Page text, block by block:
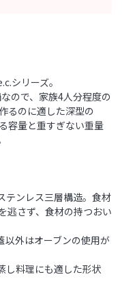
シリーズ。
ので、家族4人分程度の
るのに適した深型の
容量と重すぎない重量
テンレス三層構造。食材
逃さず、食材の持つおい
以外はオーブンの使用が
し料理にも適した形状